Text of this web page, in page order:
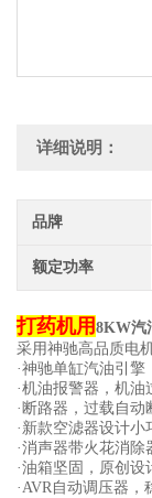
详细说明：
品牌
额定功率
打药机用 8KW汽
采用神驰高品质电
·神驰单缸汽油引擎
·机油报警器，机
·断路器，过载自动
·新款空滤器设计
·消声器带火花消
·油箱坚固，原创设
·AVR自动调压器，